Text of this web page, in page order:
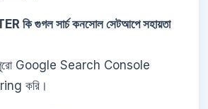
কি গুগল সার্চ কনসোল সেটআপে সহায়তা
Google Search Console
করি।